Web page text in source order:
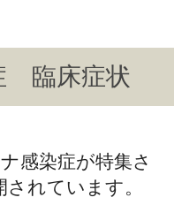
臨床症状
感染症が特集さ
れています。